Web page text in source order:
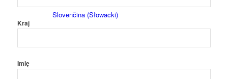
Slovenčina(Słowacki)
Kraj
Imię